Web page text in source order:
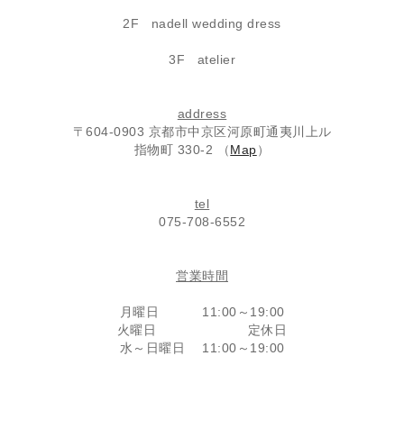
2F nadell wedding dress
3F atelier
address
〒604-0903 京都市中京区河原町通夷川上ル
指物町 330-2 （Map）
tel
075-708-6552
営業時間
月曜日 11:00～19:00
火曜日 定休日
水～日曜日 11:00～19:00